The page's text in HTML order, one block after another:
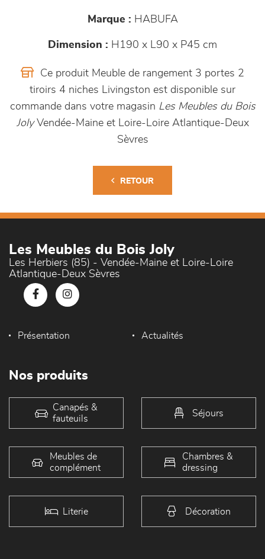
Marque : HABUFA
Dimension : H190 x L90 x P45 cm
Ce produit Meuble de rangement 3 portes 2
tiroirs 4 niches Livingston est disponible sur
commande dans votre magasin Les Meubles du Bois
JolyVendée-Maine et Loire-Loire Atlantique-Deux
Sèvres
RETOUR
Les Meubles du Bois Joly
Les Herbiers (85) - Vendée-Maine et Loire-Loire
Atlantique-Deux Sèvres
Présentation Actualités
Nos produits
Canapés &
fauteuils
Séjours
Meubles de
complément
Chambres &
dressing
Literie Décoration